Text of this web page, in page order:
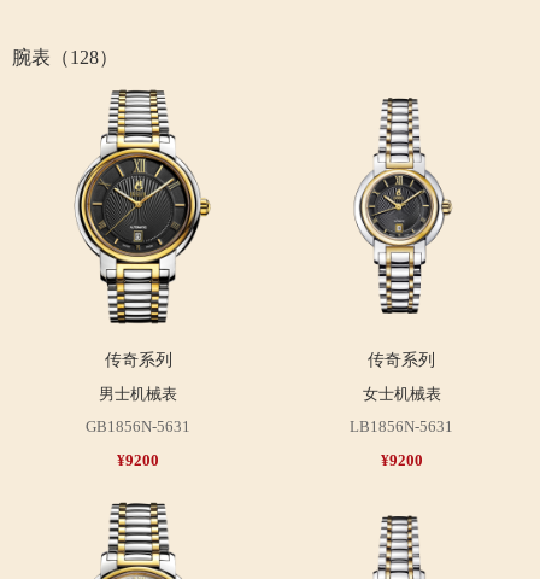
腕表（128）
传奇系列
男士机械表
GB1856N-5631
¥9200
传奇系列
女士机械表
LB1856N-5631
¥9200